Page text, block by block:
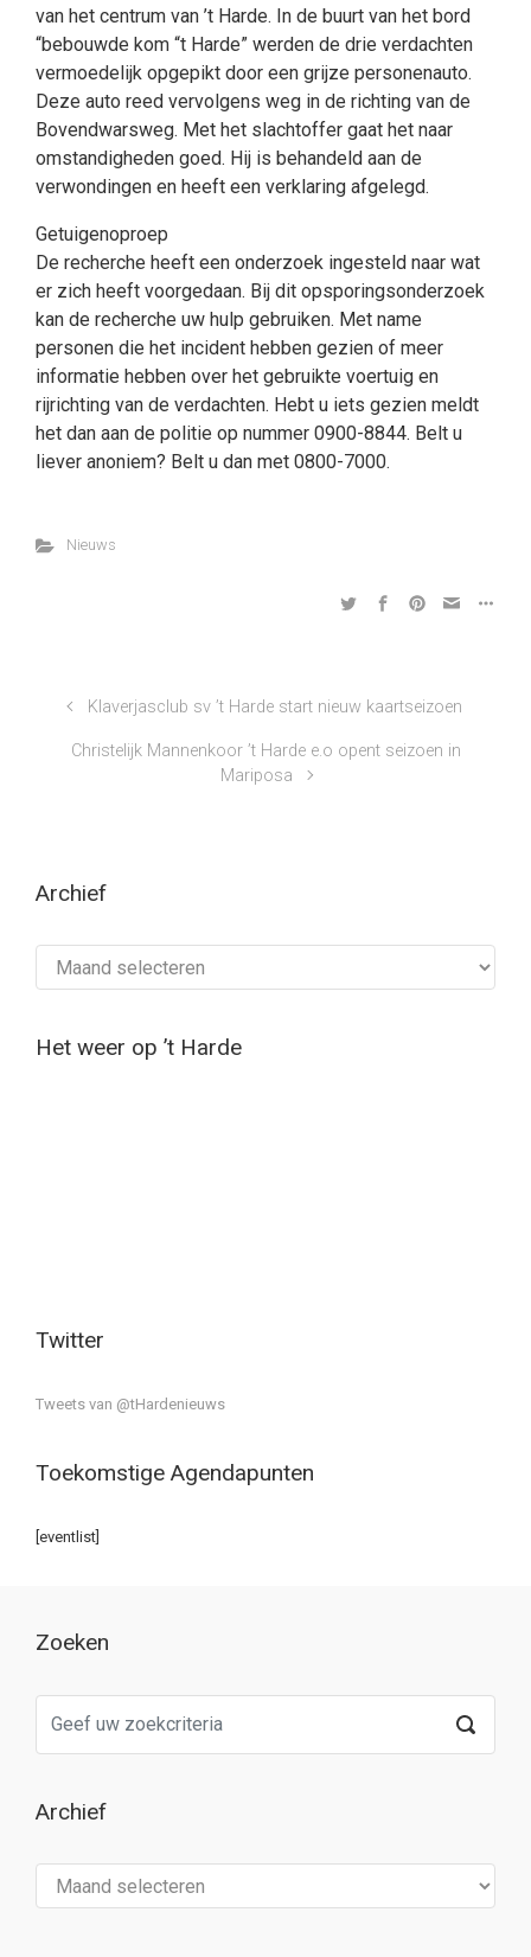
van het centrum van ’t Harde. In de buurt van het bord
“bebouwde kom “t Harde” werden de drie verdachten
vermoedelijk opgepikt door een grijze personenauto.
Deze auto reed vervolgens weg in de richting van de
Bovendwarsweg. Met het slachtoffer gaat het naar
omstandigheden goed. Hij is behandeld aan de
verwondingen en heeft een verklaring afgelegd.
Getuigenoproep
De recherche heeft een onderzoek ingesteld naar wat
er zich heeft voorgedaan. Bij dit opsporingsonderzoek
kan de recherche uw hulp gebruiken. Met name
personen die het incident hebben gezien of meer
informatie hebben over het gebruikte voertuig en
rijrichting van de verdachten. Hebt u iets gezien meldt
het dan aan de politie op nummer 0900-8844. Belt u
liever anoniem? Belt u dan met 0800-7000.
Nieuws
Klaverjasclub sv ’t Harde start nieuw kaartseizoen
Christelijk Mannenkoor ’t Harde e.o opent seizoen in
Mariposa
Archief
Het weer op ’t Harde
Twitter
Tweets van @tHardenieuws
Toekomstige Agendapunten
[eventlist]
Zoeken
Archief